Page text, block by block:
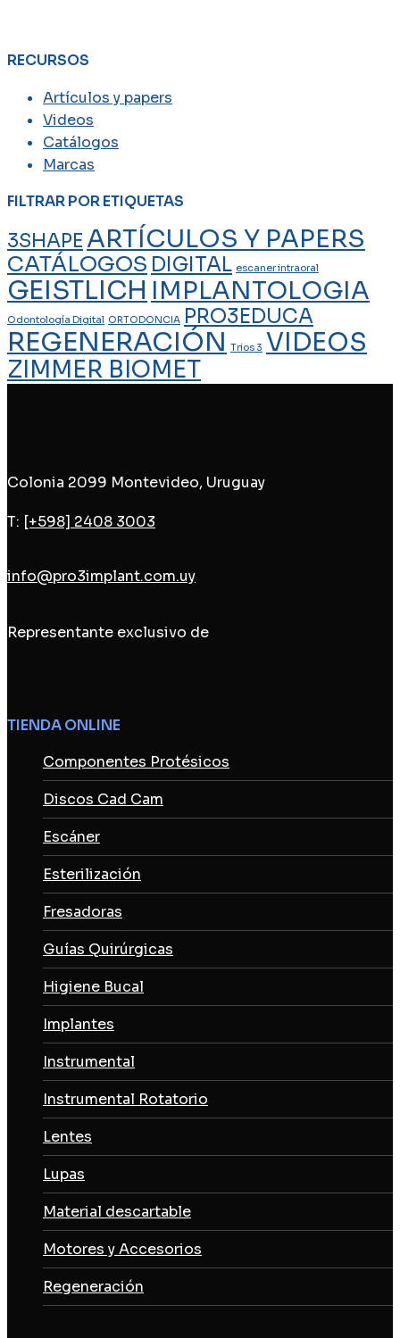
RECURSOS
Artículos y papers
Videos
Catálogos
Marcas
FILTRAR POR ETIQUETAS
3SHAPE ARTÍCULOS Y PAPERS
CATÁLOGOS DIGITAL escaner intraoral
GEISTLICH IMPLANTOLOGIA
Odontología Digital ORTODONCIA PRO3EDUCA
REGENERACIÓN Trios 3 VIDEOS
ZIMMER BIOMET
Colonia 2099 Montevideo, Uruguay
T: [+598] 2408 3003
info@pro3implant.com.uy
Representante exclusivo de
TIENDA ONLINE
Componentes Protésicos
Discos Cad Cam
Escáner
Esterilización
Fresadoras
Guías Quirúrgicas
Higiene Bucal
Implantes
Instrumental
Instrumental Rotatorio
Lentes
Lupas
Material descartable
Motores y Accesorios
Regeneración